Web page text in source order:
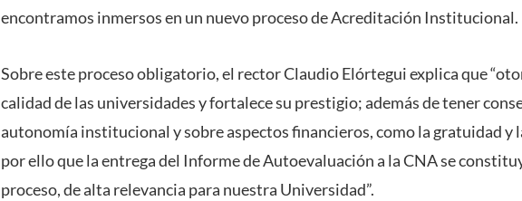
encontramos inmersos en un nuevo proceso de Acreditación Institucional.
Sobre este proceso obligatorio, el rector Claudio Elórtegui explica que
calidad de las universidades y fortalece su prestigio; además de tener
autonomía institucional y sobre aspectos financieros, como la gratuidad y
por ello que la entrega del Informe de Autoevaluación a la CNA se
proceso, de alta relevancia para nuestra Universidad”.